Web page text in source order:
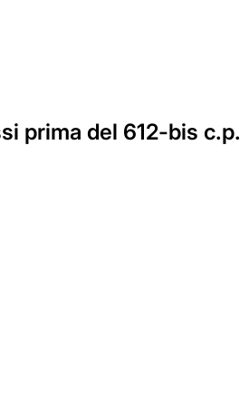
prima del 612-bis c.p.